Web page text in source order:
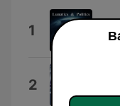
1
2 Erik